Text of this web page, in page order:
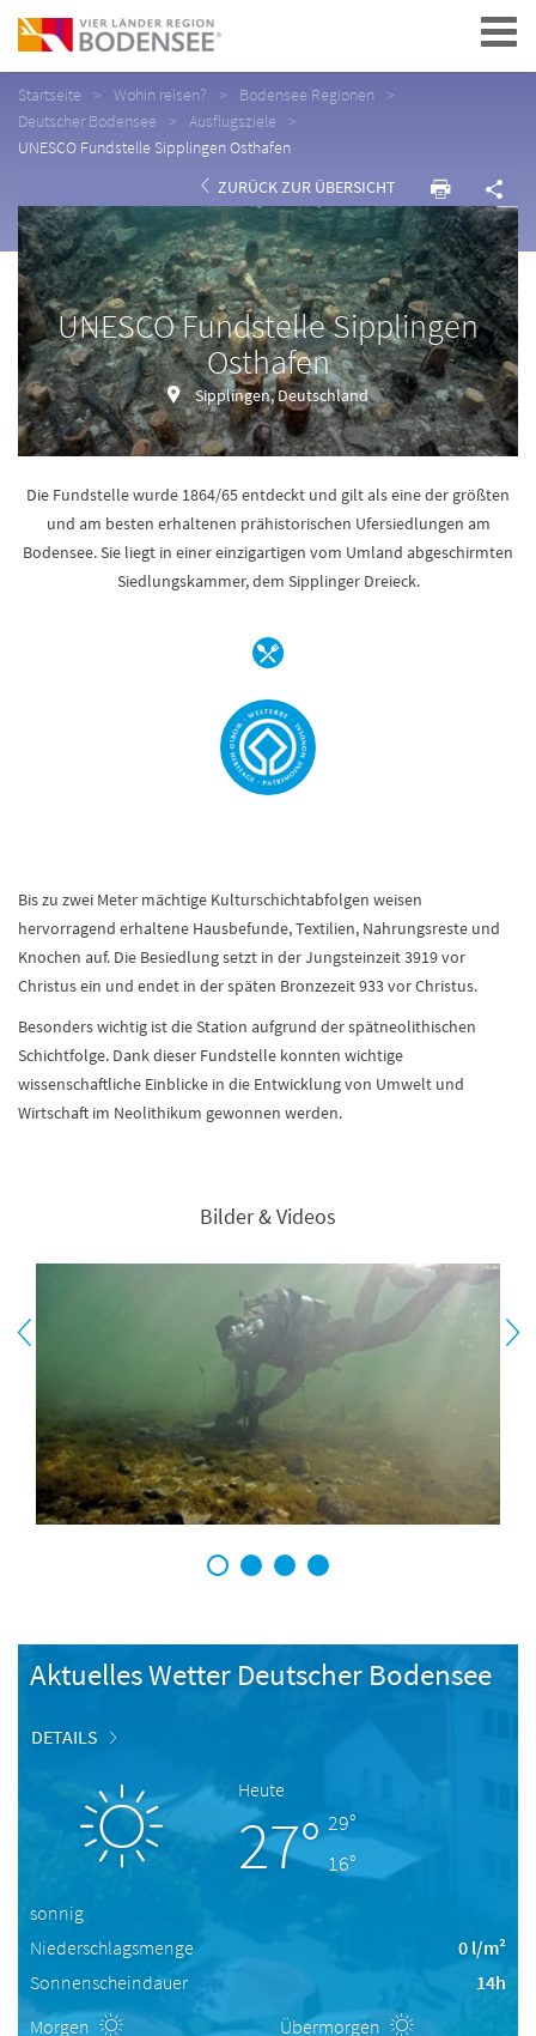
Navigation
Startseite Wohin reisen?
Bodensee Regionen
Deutscher Bodensee
Ausflugsziele
UNESCO Fundstelle Sipplingen Osthafen
ZURÜCK ZUR ÜBERSICHT
UNESCO Fundstelle Sipplingen
Osthafen
Sipplingen, Deutschland
Die Fundstelle wurde 1864/65 entdeckt und gilt als eine der größten
und am besten erhaltenen prähistorischen Ufersiedlungen am
Bodensee. Sie liegt in einer einzigartigen vom Umland abgeschirmten
Siedlungskammer, dem Sipplinger Dreieck.
Bis zu zwei Meter mächtige Kulturschichtabfolgen weisen
hervorragend erhaltene Hausbefunde, Textilien, Nahrungsreste und
Knochen auf. Die Besiedlung setzt in der Jungsteinzeit 3919 vor
Christus ein und endet in der späten Bronzezeit 933 vor Christus.
Besonders wichtig ist die Station aufgrund der spätneolithischen
Schichtfolge. Dank dieser Fundstelle konnten wichtige
wissenschaftliche Einblicke in die Entwicklung von Umwelt und
Wirtschaft im Neolithikum gewonnen werden.
Bilder & Videos
1 2 3 4
Aktuelles Wetter Deutscher Bodensee
DETAILS
Heute
27° 29°
16°
sonnig
Niederschlagsmenge
0 l/m²
Sonnenscheindauer
14h
Morgen
Übermorgen